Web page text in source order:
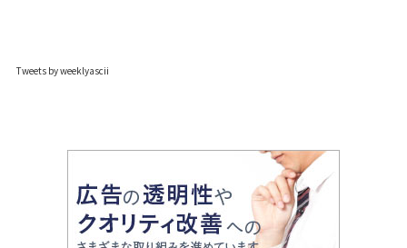
Tweets by weeklyascii